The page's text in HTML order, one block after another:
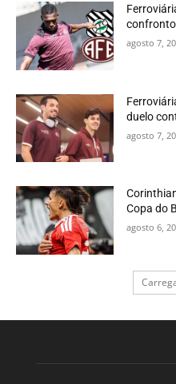
agosto 7,
duelo
agosto 7,
Copa do
agosto 6,